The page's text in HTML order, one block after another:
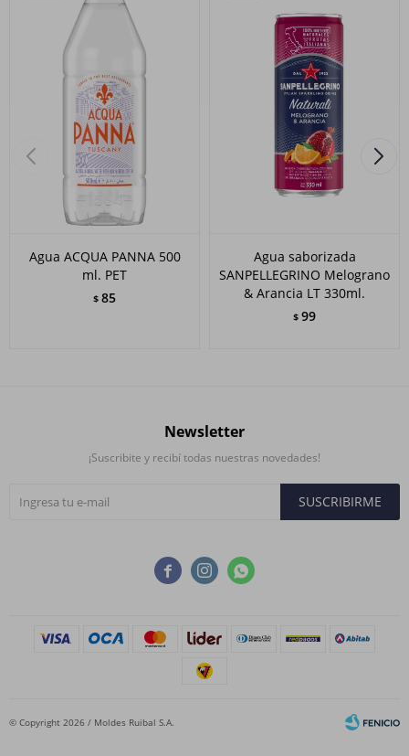
Agua ACQUA PANNA 500
ml. PET
$ 85
Agua saborizada
SANPELLEGRINO Melograno
& Arancia LT 330ml.
$ 99
  
Newsletter
¡Suscribite y recibí todas nuestras novedades!
SUSCRIBIRME
© Copyright 2026 / Moldes Ruibal S.A.